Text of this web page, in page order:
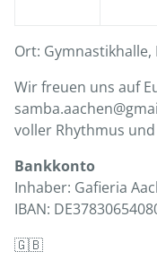
Ort:
Wir freuen uns auf
voller Rhythmus
Bankkonto
Inhaber: Gafieria
IBAN:
🇬🇧